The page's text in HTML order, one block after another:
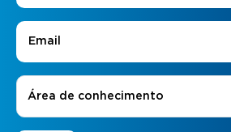
E-mail
Áreas de Interesse
Área de conhecimento